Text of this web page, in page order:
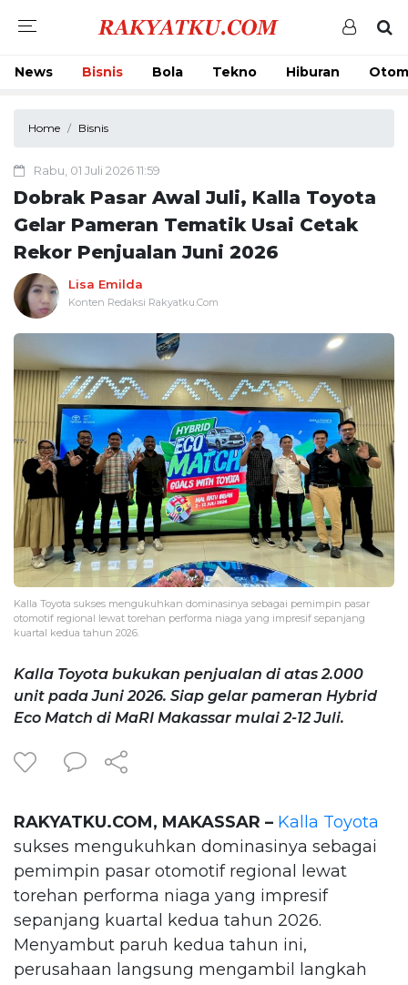
News Bisnis Bola Tekno Hiburan
Home Bisnis
Rabu, 01 Juli 2026 11:59
Dobrak Pasar Awal Juli, Kalla Toyota
Gelar Pameran Tematik Usai Cetak
Rekor Penjualan Juni 2026
Lisa Emilda
Konten Redaksi Rakyatku.Com
Kalla Toyota sukses mengukuhkan dominasinya sebagai pemimpin pasar
otomotif regional lewat torehan performa niaga yang impresif sepanjang
kuartal kedua tahun 2026.
Kalla Toyota bukukan penjualan di atas 2.000
unit pada Juni 2026. Siap gelar pameran Hybrid
Eco Match di MaRI Makassar mulai 2-12 Juli.
RAKYATKU.COM, MAKASSAR – Kalla Toyota
sukses mengukuhkan dominasinya sebagai
pemimpin pasar otomotif regional lewat
torehan performa niaga yang impresif
sepanjang kuartal kedua tahun 2026.
Menyambut paruh kedua tahun ini,
perusahaan langsung mengambil langkah